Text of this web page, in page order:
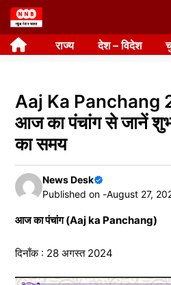
Skip
to
content राज्य देश – विदेश
Aaj Ka Panchang
आज का पंचांग से जानें
का समय
News Desk
Published on -August 27,
आज का पंचांग (Aaj ka Panchang)
दिनाँक : 28 अगस्त 2024